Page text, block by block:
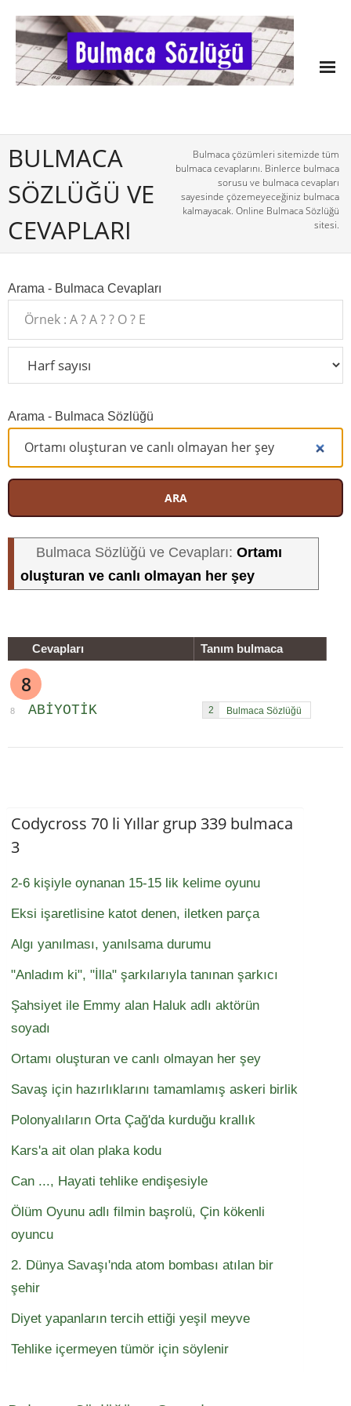
BULMACA
SÖZLÜĞÜ VE
CEVAPLARI
Bulmaca çözümleri sitemizde tüm
bulmaca cevaplarını. Binlerce bulmaca
sorusu ve bulmaca cevapları
sayesinde çözemeyeceğiniz bulmaca
kalmayacak. Online Bulmaca Sözlüğü
sitesi.
Arama - Bulmaca Cevapları
Arama - Bulmaca Sözlüğü
ARA
Bulmaca Sözlüğü ve Cevapları: Ortamı
oluşturan ve canlı olmayan her şey
Cevapları Tanım bulmaca
8
8 ABIYOTIK 2
Codycross 70 li Yıllar grup 339 bulmaca
3
2-6 kişiyle oynanan 15-15 lik kelime oyunu
Eksi işaretlisine katot denen, iletken parça
Algı yanılması, yanılsama durumu
"Anladım ki", "İlla" şarkılarıyla tanınan şarkıcı
Şahsiyet ile Emmy alan Haluk adlı aktörün
soyadı
Ortamı oluşturan ve canlı olmayan her şey
Savaş için hazırlıklarını tamamlamış askeri birlik
Polonyalıların Orta Çağ'da kurduğu krallık
Kars'a ait olan plaka kodu
Can ..., Hayati tehlike endişesiyle
Ölüm Oyunu adlı filmin başrolü, Çin kökenli
oyuncu
2. Dünya Savaşı'nda atom bombası atılan bir
şehir
Diyet yapanların tercih ettiği yeşil meyve
Tehlike içermeyen tümör için söylenir